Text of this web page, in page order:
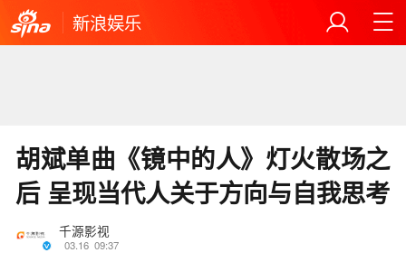
新浪娱乐
胡斌单曲《镜中的人》灯火散场之
后 呈现当代人关于方向与自我思考
千源影视
03.16 09:37